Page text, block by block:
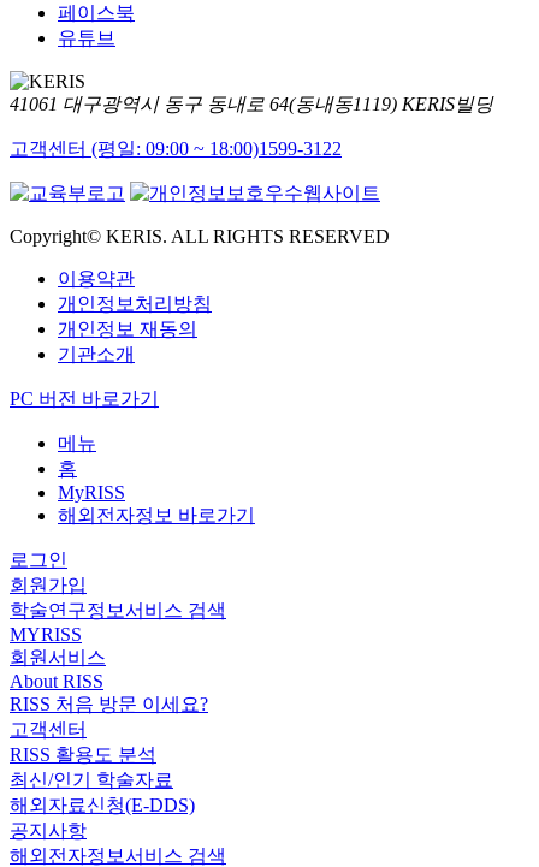
페이스북
유튜브
41061 대구광역시 동구 동내로 64(동내동1119) KERIS빌딩
고객센터 (평일: 09:00 ~ 18:00)1599-3122
Copyright© KERIS. ALL RIGHTS RESERVED
이용약관
개인정보처리방침
개인정보 재동의
기관소개
PC 버전 바로가기
메뉴
홈
MyRISS
해외전자정보 바로가기
로그인
회원가입
학술연구정보서비스 검색
MYRISS
회원서비스
About RISS
RISS 처음 방문 이세요?
고객센터
RISS 활용도 분석
최신/인기 학술자료
해외자료신청(E-DDS)
공지사항
해외전자정보서비스 검색